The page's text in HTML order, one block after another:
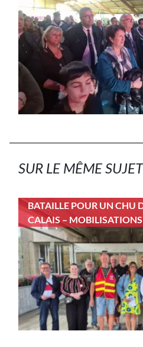
SUR LE MÊME
BATAILLE POUR UN CHU
CALAIS – MOBILISATIONS